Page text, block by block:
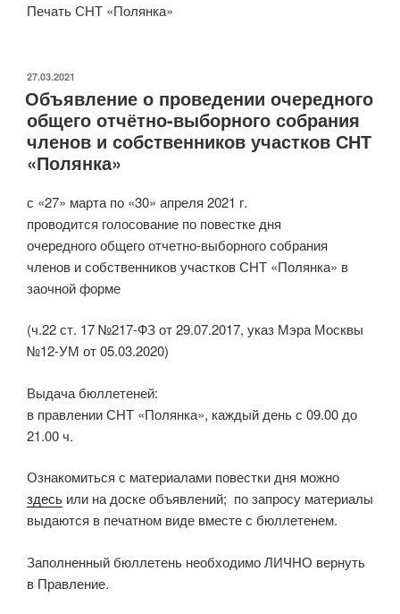
Печать СНТ «Полянка»
ОПУБЛИКОВАНО
27.03.2021
Объявление о проведении очередного
общего отчётно-выборного собрания
членов и собственников участков СНТ
«Полянка»
с «27» марта по «30» апреля 2021 г.
проводится голосование по повестке дня
очередного общего отчетно-выборного собрания
членов и собственников участков СНТ «Полянка» в
заочной форме
(ч.22 ст. 17 №217-ФЗ от 29.07.2017, указ Мэра Москвы
№12-УМ от 05.03.2020)
Выдача бюллетеней:
в правлении СНТ «Полянка», каждый день с 09.00 до
21.00 ч.
Ознакомиться с материалами повестки дня можно
здесь или на доске объявлений; по запросу материалы
выдаются в печатном виде вместе с бюллетенем.
Заполненный бюллетень необходимо ЛИЧНО вернуть
в Правление.